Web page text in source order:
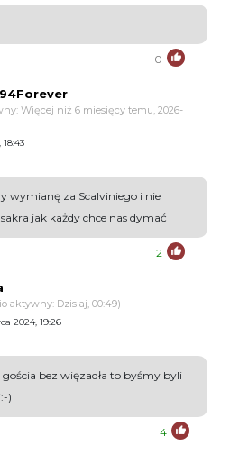
0
Więcej niż 6 miesięcy temu, 2026-
wymianę za Scalviniego i nie
jak każdy chce nas dymać
2
aktywny: Dzisiaj, 00:49)
2024, 19:26
bez więzadła to byśmy byli
)
4